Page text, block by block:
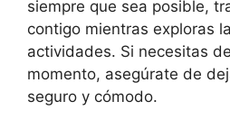
siempre que sea posible,
contigo mientras exploras
actividades. Si necesitas
momento, asegúrate de
seguro y cómodo.